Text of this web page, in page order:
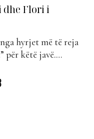
dhe Flori i
hyrjet më të reja
për këtë javë.
kanë bashkuar